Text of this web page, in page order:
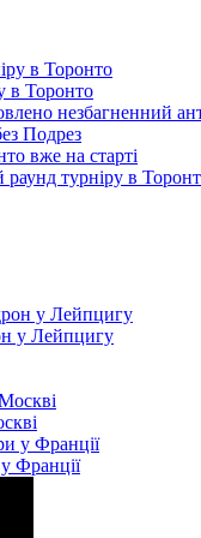
в Торонто
незбагненний
Подрез
вже на старті
турніру в
у Лейпцигу
Франції